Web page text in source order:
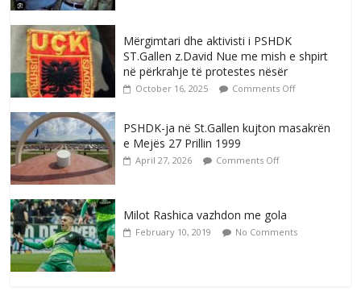
Mërgimtari dhe aktivisti i PSHDK
ST.Gallen z.David Nue me mish e shpirt
në përkrahje të protestes nësër
October 16, 2025 Comments Off
PSHDK-ja në St.Gallen kujton masakrën
e Mejës 27 Prillin 1999
April 27, 2026 Comments Off
Milot Rashica vazhdon me gola
February 10, 2019 No Comments